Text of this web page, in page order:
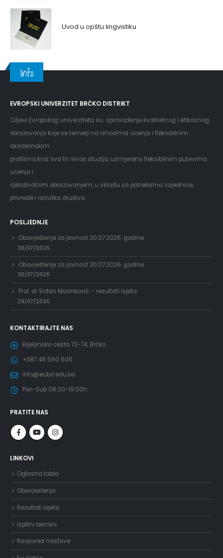
Uvod u opštu lingvistiku
Info
EVROPSKI UNIVERZITET BRČKO DISTRIKT
Ciljevi Evropskog univerziteta su: sprovođenje kvalitetnog i efikasnog
obrazovanja koje se temelji na ishodima učenja i fleksibilnim
akademskim
profilima kroz sva tri nivoa studija, usmjereno fleksibilnim putevima
učenja i
cjeloživotnim obrazovanjem, u skladu sa potrebama zajednice,
privrede i razvitka društva.
POSLJEDNJE
Obavještenje za javnost 30.07.2026. godine
30/07/2026
Obavještenje za javnost 30.07.2026. godine
30/07/2026
Prof. dr Srđan Marinković – rezultati ispita
29/07/2026
KONTAKTIRAJTE NAS
Bijeljinska cesta 72-74, Brčko
+387 49 590 605
info@eubd.edu.ba
Pon-Sub 08.00-19.00h
PRATITE NAS
LINKOVI
Oglasna tabla
Obavjestenja
Rezultati ispita
Ispitni termini
Raspored nastave